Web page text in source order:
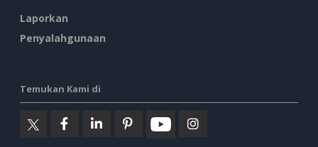
Laporkan
Penyalahgunaan
Temukan Kami di